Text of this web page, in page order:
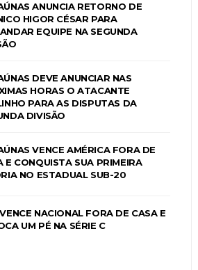
ANUNCIA RETORNO DE
HIGOR CÉSAR PARA
EQUIPE NA SEGUNDA
DEVE ANUNCIAR NAS
HORAS O ATACANTE
PARA AS DISPUTAS DA
DIVISÃO
VENCE AMÉRICA FORA DE
E CONQUISTA SUA PRIMEIRA
NO ESTADUAL SUB-20
NACIONAL FORA DE CASA E
UM PÉ NA SÉRIE C